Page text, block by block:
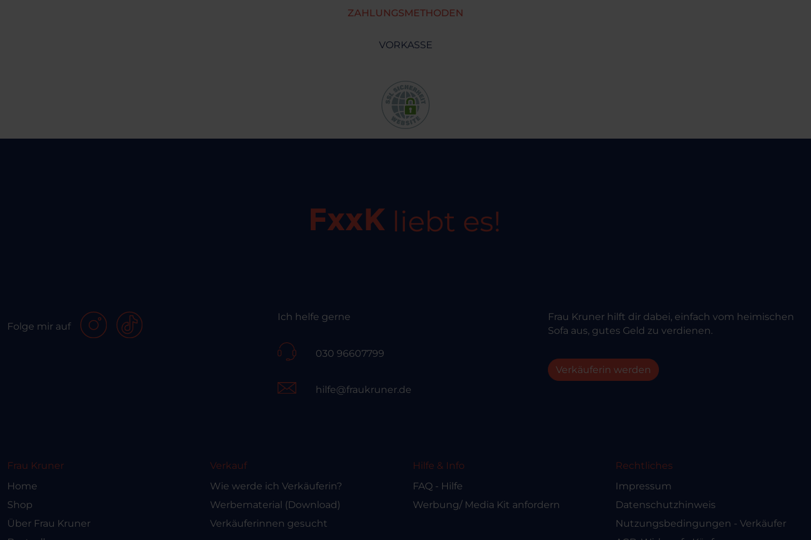
ZAHLUNGSMETHODEN
VORKASSE
liebt es!
Folge mir auf
Ich helfe gerne
030 96607799
hilfe@fraukruner.de
Frau Kruner hilft dir dabei, einfach vom heimischen
Sofa aus, gutes Geld zu verdienen.
Verkäuferin werden
Frau Kruner
Home
Shop
Über Frau Kruner
Verkauf
Wie werde ich Verkäuferin?
Werbematerial (Download)
Verkäuferinnen gesucht
Hilfe & Info
FAQ - Hilfe
Werbung/ Media Kit anfordern
Rechtliches
Impressum
Datenschutzhinweis
Nutzungsbedingungen - Verkäufer